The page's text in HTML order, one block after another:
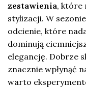
zestawienia, które
stylizacji. W
odcienie, które
dominują
elegancję. Dobrze
znacznie wpłynąć
warto